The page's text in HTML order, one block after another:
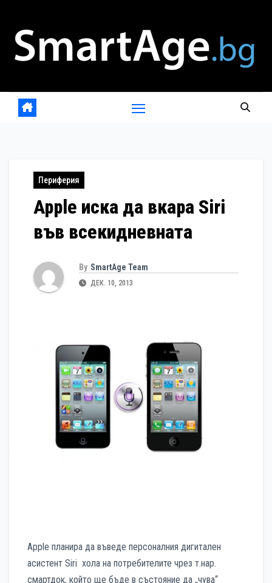
content
Периферия
Apple иска да вкара Siri
във всекидневната
By SmartAge Team
ДЕК. 10, 2013
Apple планира да въведе персоналния дигитален
асистент Siri хола на потребителите чрез т.нар.
смартдок, който ще бъде в състояние да „чува“